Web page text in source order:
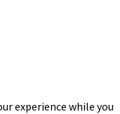
experience while you